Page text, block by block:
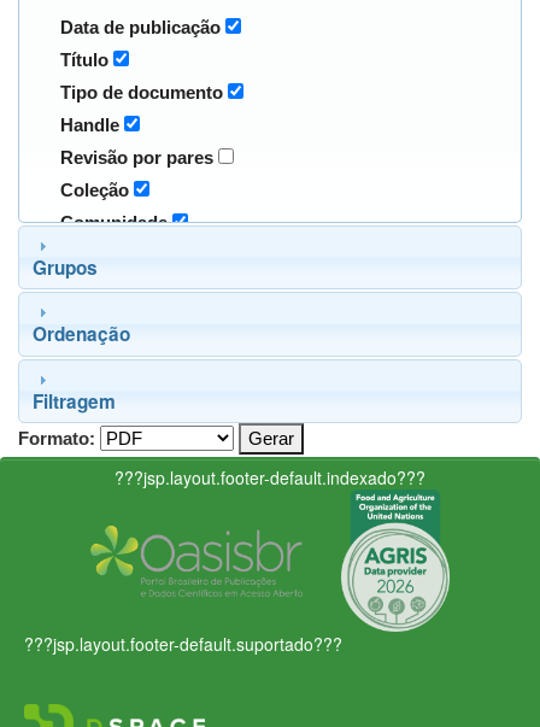
Data de publicação
Título
Tipo de documento
Handle
Revisão por pares
Coleção
Comunidade
Grupos
Ordenação
Filtragem
Formato:
???jsp.layout.footer-default.indexado???
???jsp.layout.footer-default.suportado???